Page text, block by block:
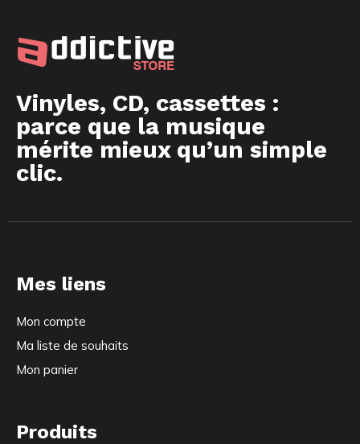
Vinyles, CD, cassettes :
parce que la musique
mérite mieux qu’un simple
clic.
Mes liens
Mon compte
Ma liste de souhaits
Mon panier
Produits